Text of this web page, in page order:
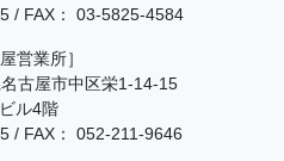
/ FAX： 03-5825-4584
営業所］
古屋市中区栄1-14-15
ル4階
/ FAX： 052-211-9646